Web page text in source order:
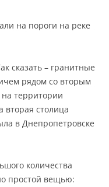
на пороги на реке
сказать – гранитные
рядом со вторым
территории
столица
в Днепропетровске
количества
простой вещью: